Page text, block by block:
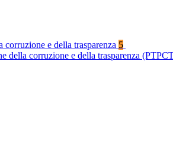
e della trasparenza 5
della corruzione e della trasparenza